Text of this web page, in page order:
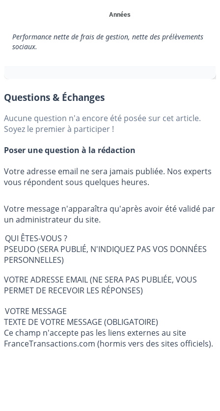
Années
Performance nette de frais de gestion, nette des prélèvements
sociaux.
Questions & Échanges
Aucune question n'a encore été posée sur cet article.
Soyez le premier à participer !
Poser une question à la rédaction
Votre adresse email ne sera jamais publiée. Nos experts
vous répondent sous quelques heures.
Votre message n'apparaîtra qu'après avoir été validé par
un administrateur du site.
QUI ÊTES-VOUS ?
PSEUDO (SERA PUBLIÉ, N'INDIQUEZ PAS VOS DONNÉES
PERSONNELLES)
VOTRE ADRESSE EMAIL (NE SERA PAS PUBLIÉE, VOUS
PERMET DE RECEVOIR LES RÉPONSES)
VOTRE MESSAGE
TEXTE DE VOTRE MESSAGE (OBLIGATOIRE)
Ce champ n'accepte pas les liens externes au site
FranceTransactions.com (hormis vers des sites officiels).